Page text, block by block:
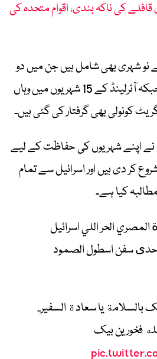
کی ناکہ بندی، اقوام متحدہ کی
نو شہری بھی شامل ہیں جن میں دو
صحافی بھی موجود ہیں، جبکہ آئرلینڈ کے 15 شہریوں میں وہاں
کونولی بھی گرفتار کی گئی ہیں۔
نے اپنے شہریوں کی حفاظت کے لیے
کر دی ہیں اور اسرائیل سے تمام
کیا ہے۔
الحر اللي اسرائيل
سفن اسطول الصمود
بالسلامة يا سعادة السفير..
فخورين بيك